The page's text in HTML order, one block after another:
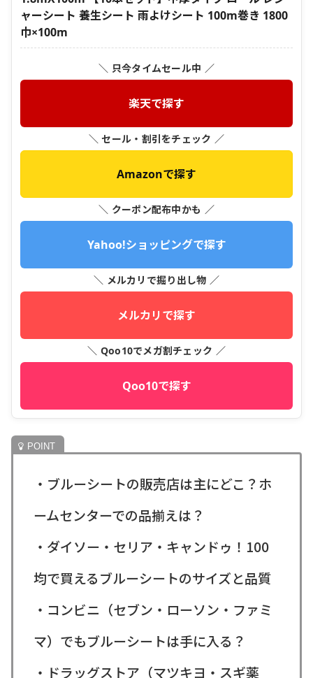
ャーシート 養生シート 雨よけシート 100m巻き 1800
巾×100m
＼ 只今タイムセール中 ／
楽天で探す
＼ セール・割引をチェック ／
Amazonで探す
＼ クーポン配布中かも ／
Yahoo!ショッピングで探す
＼ メルカリで掘り出し物 ／
メルカリで探す
＼ Qoo10でメガ割チェック ／
Qoo10で探す
・ブルーシートの販売店は主にどこ？ホ
ームセンターでの品揃えは？
・ダイソー・セリア・キャンドゥ！100
均で買えるブルーシートのサイズと品質
・コンビニ（セブン・ローソン・ファミ
マ）でもブルーシートは手に入る？
・ドラッグストア（マツキヨ・スギ薬